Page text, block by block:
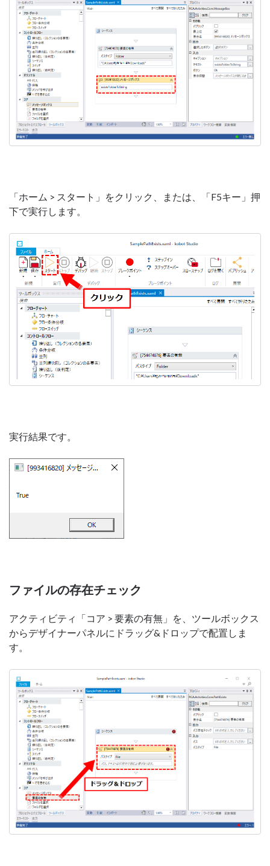
「ホーム > スタート」をクリック、または、「F5キー」押
下で実行します。
実行結果です。
ファイルの存在チェック
アクティビティ「コア > 要素の有無」を、ツールボックス
からデザイナーパネルにドラッグ&ドロップで配置しま
す。